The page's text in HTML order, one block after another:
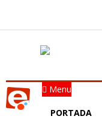
Menu
PORTADA